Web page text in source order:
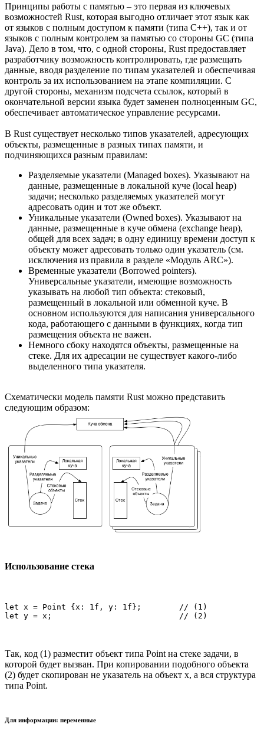
Принципы работы с памятью – это первая из ключевых
возможностей Rust, которая выгодно отличает этот язык как
от языков с полным доступом к памяти (типа C++), так и от
языков с полным контролем за памятью со стороны GC (типа
Java). Дело в том, что, с одной стороны, Rust предоставляет
разработчику возможность контролировать, где размещать
данные, вводя разделение по типам указателей и обеспечивая
контроль за их использованием на этапе компиляции. C
другой стороны, механизм подсчета ссылок, который в
окончательной версии языка будет заменен полноценным GC,
обеспечивает автоматическое управление ресурсами.
В Rust существует несколько типов указателей, адресующих
объекты, размещенные в разных типах памяти, и
подчиняющихся разным правилам:
Разделяемые указатели (Managed boxes). Указывают на
данные, размещенные в локальной куче (local heap)
задачи; несколько разделяемых указателей могут
адресовать один и тот же объект.
Уникальные указатели (Owned boxes). Указывают на
данные, размещенные в куче обмена (exchange heap),
общей для всех задач; в одну единицу времени доступ к
объекту может адресовать только один указатель (см.
исключения из правила в разделе «Модуль ARC»).
Временные указатели (Borrowed pointers).
Универсальные указатели, имеющие возможность
указывать на любой тип объекта: стековый,
размещенный в локальной или обменной куче. В
основном используются для написания универсального
кода, работающего с данными в функциях, когда тип
размещения объекта не важен.
Немного сбоку находятся объекты, размещенные на
стеке. Для их адресации не существует какого-либо
выделенного типа указателя.
Схематически модель памяти Rust можно представить
следующим образом:
Использование стека
let x = Point {x: 1f, y: 1f};        // (1)
Так, код (1) разместит объект типа Point на стеке задачи, в
которой будет вызван. При копировании подобного объекта
(2) будет скопирован не указатель на объект x, а вся структура
типа Point.
Для информации: переменные